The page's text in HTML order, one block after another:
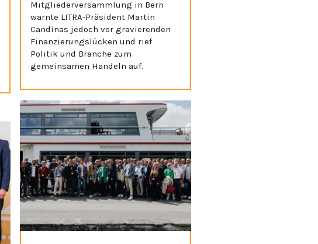
Mitgliederversammlung in Bern
warnte LITRA-Präsident Martin
Candinas jedoch vor gravierenden
Finanzierungslücken und rief
Politik und Branche zum
gemeinsamen Handeln auf.